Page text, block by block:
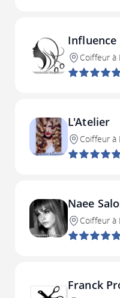
Influence
Coiffeur à
L'Atelier
Coiffeur à
Naee
ArtsCoiffeur à
Franck